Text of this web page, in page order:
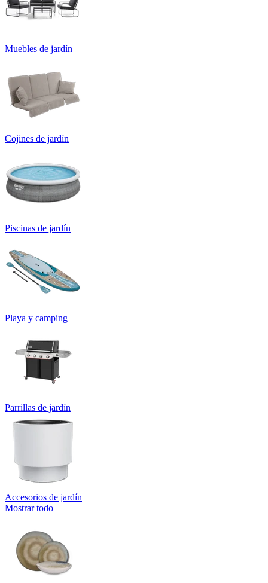
Muebles de jardín
Cojines de jardín
Piscinas de jardín
Playa y camping
Parrillas de jardín
Accesorios de jardín
Mostrar todo